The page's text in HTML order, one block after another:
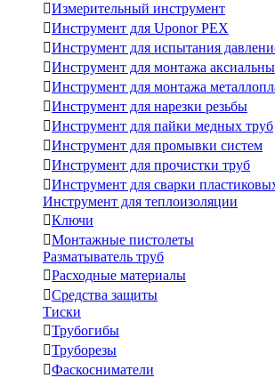
Измерительный инструмент
Инструмент для Uponor PEX
Инструмент для испытания
Инструмент для монтажа
Инструмент для монтажа
Инструмент для нарезки резьбы
Инструмент для пайки медных труб
Инструмент для промывки систем
Инструмент для прочистки труб
Инструмент для сварки
Инструмент для теплоизоляции
Ключи
Монтажные пистолеты
Разматыватель труб
Расходные материалы
Средства защиты
Тиски
Трубогибы
Труборезы
Фаскосниматели